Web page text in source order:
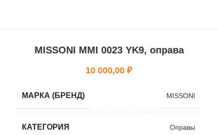
MISSONI MMI 0023 YK9, оправа
10 000,00 ₽
МАРКА (БРЕНД) MISSONI
КАТЕГОРИЯ Оправы